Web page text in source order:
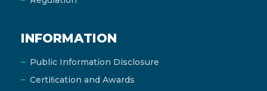
INFORMATION
Public Information Disclosure
Certiﬁcation and Awards